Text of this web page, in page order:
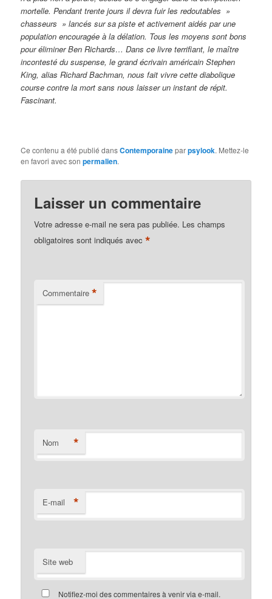
mortelle. Pendant trente jours il devra fuir les redoutables »
chasseurs » lancés sur sa piste et activement aidés par une
population encouragée à la délation. Tous les moyens sont bons
pour éliminer Ben Richards… Dans ce livre terrifiant, le maître
incontesté du suspense, le grand écrivain américain Stephen
King, alias Richard Bachman, nous fait vivre cette diabolique
course contre la mort sans nous laisser un instant de répit.
Fascinant.
Ce contenu a été publié dansContemporaineparpsylook. Mettez-le
en favori avec sonpermalien.
Laisser un commentaire
Votre adresse e-mail ne sera pas publiée. Les champs
obligatoires sont indiqués avec*
Commentaire *
Nom *
E-mail *
Site web
Notifiez-moi des commentaires à venir via e-mail.